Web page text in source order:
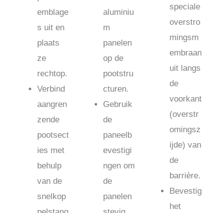
emblage
s uit en
plaats
ze
rechtop.
Verbind
aangren
zende
pootsect
ies met
behulp
van de
snelkop
aluminiu
m
panelen
op de
pootstru
cturen.
Gebruik
de
paneelb
evestigi
ngen om
de
panelen
speciale
overstro
mingsm
embraan
uit langs
de
voorkant
(overstr
omingsz
ijde) van
de
barrière.
Bevestig
het